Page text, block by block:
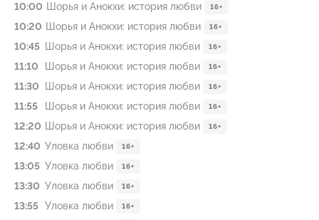
10:00 Шорья и Анокхи: история любви 16+
10:20 Шорья и Анокхи: история любви 16+
10:45 Шорья и Анокхи: история любви 16+
11:10 Шорья и Анокхи: история любви 16+
11:30 Шорья и Анокхи: история любви 16+
11:55 Шорья и Анокхи: история любви 16+
12:20 Шорья и Анокхи: история любви 16+
12:40 Уловка любви 16+
13:05 Уловка любви 16+
13:30 Уловка любви 16+
13:55 Уловка любви 16+